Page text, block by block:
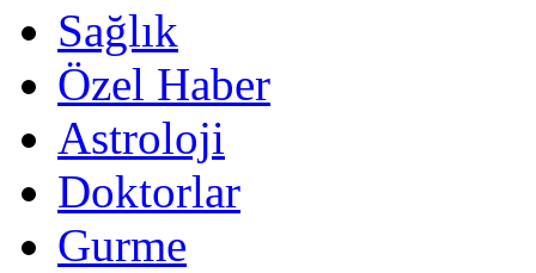
Sağlık
Özel Haber
Astroloji
Doktorlar
Gurme